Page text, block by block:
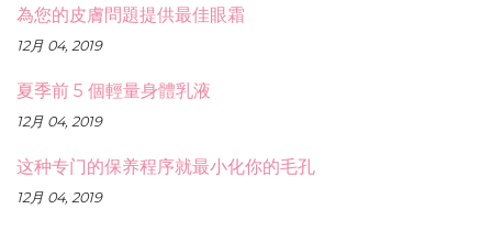
為您的皮膚問題提供最佳眼霜
12月 04, 2019
夏季前 5 個輕量身體乳液
12月 04, 2019
这种专门的保养程序就最小化你的毛孔
12月 04, 2019